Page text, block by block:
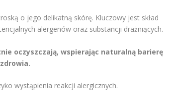
o jego delikatną skórę. Kluczowy jest skład
alergenów oraz substancji drażniących.
oczyszczają, wspierając naturalną barierę
wystąpienia reakcji alergicznych.